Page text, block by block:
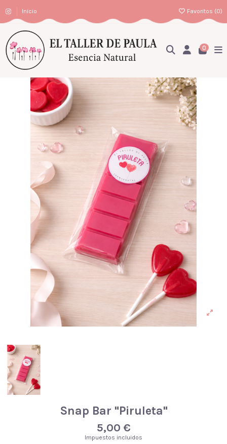
Inicio Favoritos (0)
0
Snap Bar "Piruleta"
5,00 €
Impuestos incluidos